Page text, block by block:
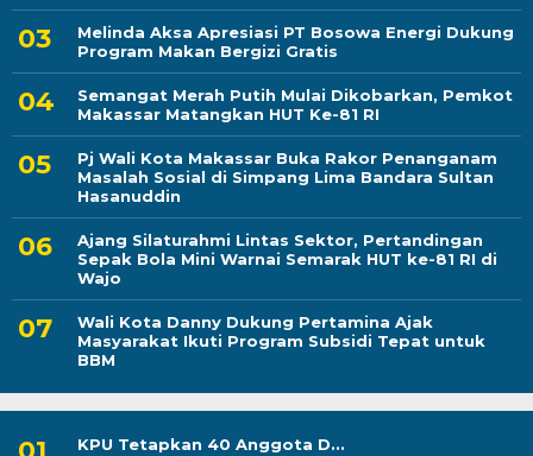
Melinda Aksa Apresiasi PT Bosowa Energi Dukung
Program Makan Bergizi Gratis
Semangat Merah Putih Mulai Dikobarkan, Pemkot
Makassar Matangkan HUT Ke-81 RI
Pj Wali Kota Makassar Buka Rakor Penanganam
Masalah Sosial di Simpang Lima Bandara Sultan
Hasanuddin
Ajang Silaturahmi Lintas Sektor, Pertandingan
Sepak Bola Mini Warnai Semarak HUT ke-81 RI di
Wajo
Wali Kota Danny Dukung Pertamina Ajak
Masyarakat Ikuti Program Subsidi Tepat untuk
BBM
KPU Tetapkan 40 Anggota D...